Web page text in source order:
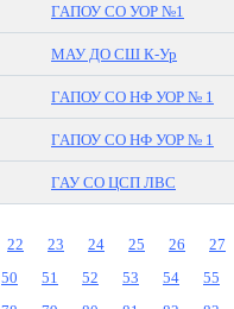
ГАПОУ СО УОР №1
МАУ ДО СШ К-Ур
ГАПОУ СО НФ УОР № 1
ГАПОУ СО НФ УОР № 1
ГАУ СО ЦСП ЛВС
22 23 24 25 26 27
50 51 52 53 54 55